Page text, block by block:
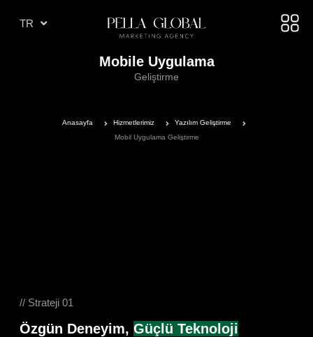
TR
AE
Mobile Uygulama
Geliştirme
Anasayfa Hizmetlerimiz
Yazılım Geliştirme
Mobil Uygulama Geliştirme
// Strateji 01
Özgün Deneyim, Güçlü Teknoloji